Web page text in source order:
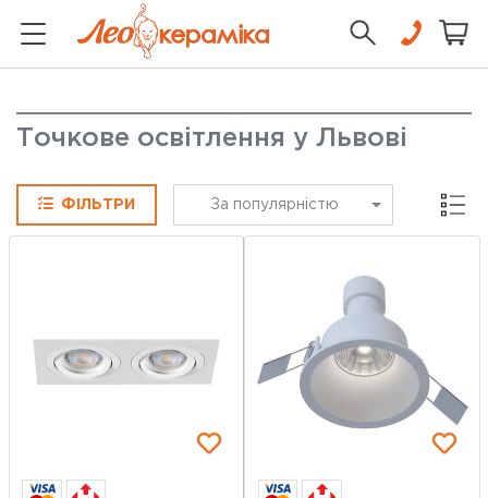
Точкове освітлення у Львові
ФІЛЬТРИ За популярністю Сітка